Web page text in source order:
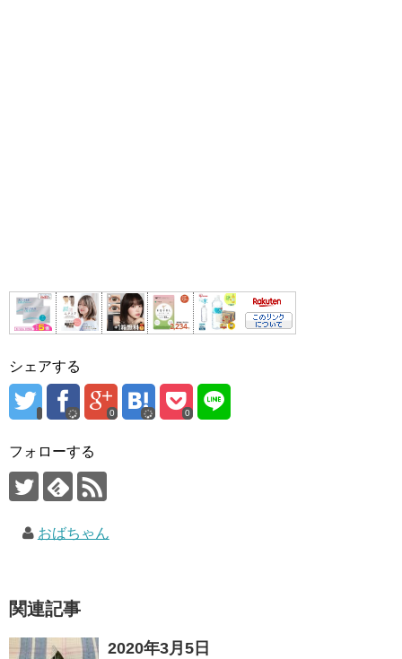
シェアする
0 0
フォローする
おばちゃん
関連記事
2020年3月5日